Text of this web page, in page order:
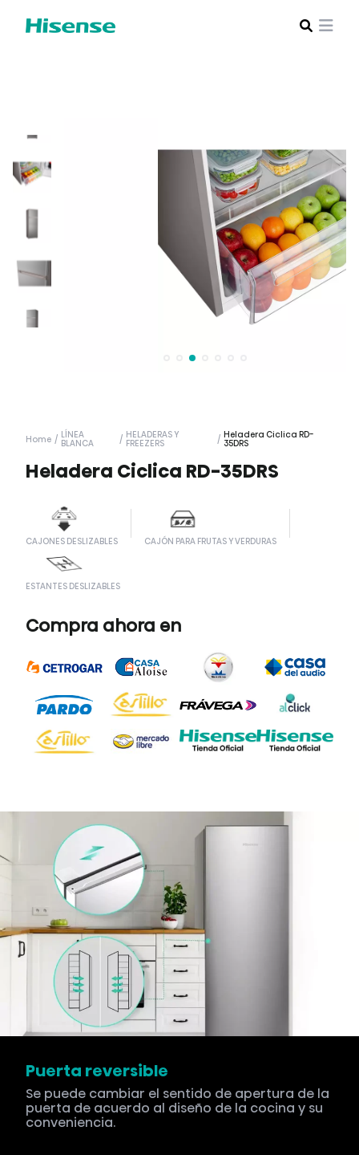
Home / LÍNEA
BLANCA / HELADERAS Y
FREEZERS / Heladera Ciclica RD-
35DRS
Heladera Ciclica RD-35DRS
CAJONES DESLIZABLES CAJÓN PARA FRUTAS Y VERDURAS
ESTANTES DESLIZABLES
Compra ahora en
Puerta reversible
Se puede cambiar el sentido de apertura de la
puerta de acuerdo al diseño de la cocina y su
conveniencia.